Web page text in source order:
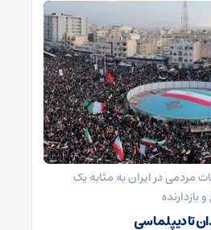
مردمی در ایران به مثابه یک
تا دیپلماسی